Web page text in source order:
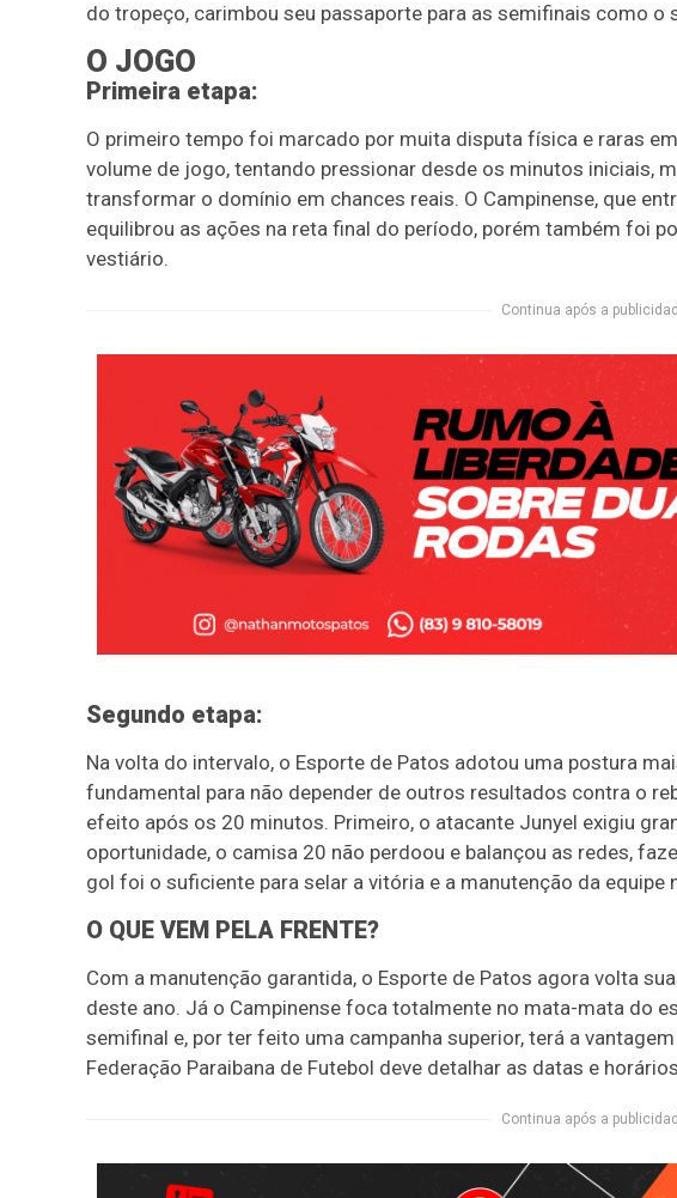
do tropeço, carimbou seu passaporte para as semifinais como
O JOGO
Primeira etapa:
O primeiro tempo foi marcado por muita disputa física e raras
volume de jogo, tentando pressionar desde os minutos iniciais,
transformar o domínio em chances reais. O Campinense, que
equilibrou as ações na reta final do período, porém também foi
vestiário.
Continua após a
Segundo etapa:
Na volta do intervalo, o Esporte de Patos adotou uma postura
fundamental para não depender de outros resultados contra o
efeito após os 20 minutos. Primeiro, o atacante Junyel exigiu
oportunidade, o camisa 20 não perdoou e balançou as redes,
gol foi o suficiente para selar a vitória e a manutenção da equipe
O QUE VEM PELA FRENTE?
Com a manutenção garantida, o Esporte de Patos agora volta
deste ano. Já o Campinense foca totalmente no mata-mata do
semifinal e, por ter feito uma campanha superior, terá a
Federação Paraibana de Futebol deve detalhar as datas e
Continua após a